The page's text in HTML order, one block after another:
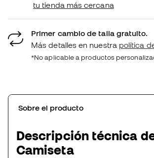
tu tienda más cercana
Primer cambio de talla gratuito.
Más detalles en nuestra política
*No aplicable a productos
Sobre el producto
Descripción técnica
Camiseta